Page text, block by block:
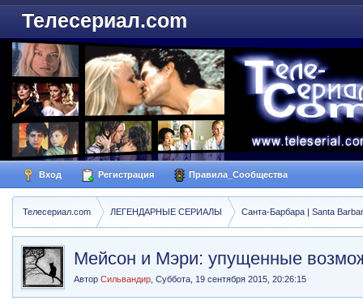
Телесериал.com
Вход Регистрация Правила_Сообщества
Телесериал.com ЛЕГЕНДАРНЫЕ СЕРИАЛЫ Санта-Барбара | Santa
Мейсон и Мэри: упущенные
АвторСильвандир ,Суббота, 19 сентября 2015, 20:26:15